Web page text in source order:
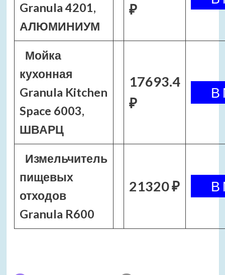
Granula 4201,
АЛЮМИНИУМ
₽
Мойка
кухонная
Granula Kitchen
Space 6003,
ШВАРЦ
17693.4
₽
Измельчитель
пищевых
отходов
Granula R600
21320 ₽